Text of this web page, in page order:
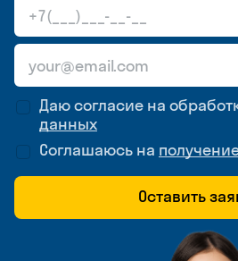
Даю согласие на
данных
Соглашаюсь на
Оставить